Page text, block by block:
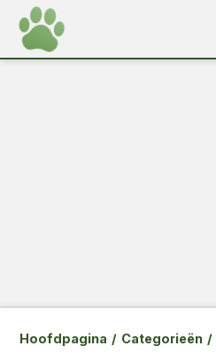
Hoofdpagina / Categorieën /